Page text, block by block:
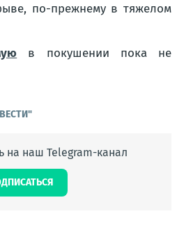
по-прежнему в тяжелом
в покушении пока не
на наш Telegram-канал